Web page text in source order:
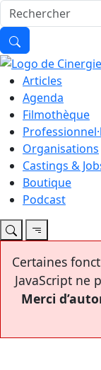
Articles
Agenda
Filmothèque
Organisations
Castings &
Boutique
Podcast
Certaines
JavaScript ne
Merci